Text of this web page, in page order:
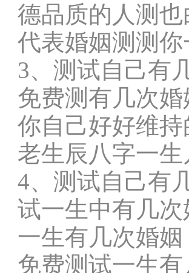
德品质的人测
代表婚姻测测
3、测试自己有
免费测有几次
你自己好好维
老生辰八字一
4、测试自己有
试一生中有几
一生有几次婚姻
免费测试一生